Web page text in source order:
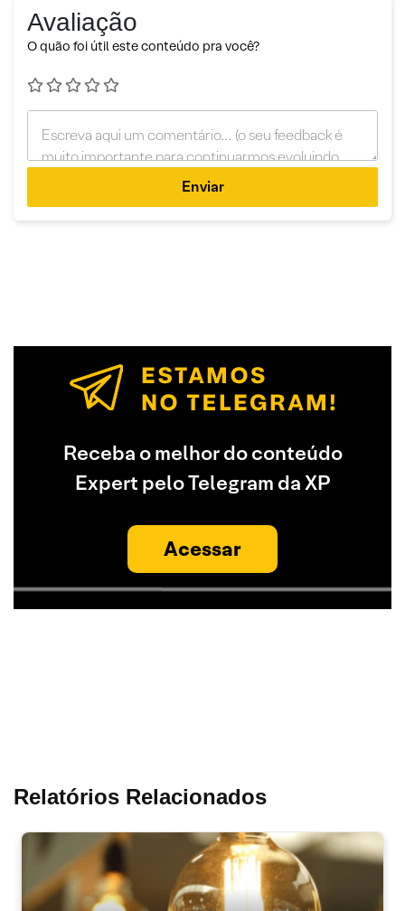
Avaliação
O quão foi útil este conteúdo pra você?
Enviar
Receba o melhor do conteúdo
Expert pelo Telegram da XP
Acessar
Relatórios Relacionados